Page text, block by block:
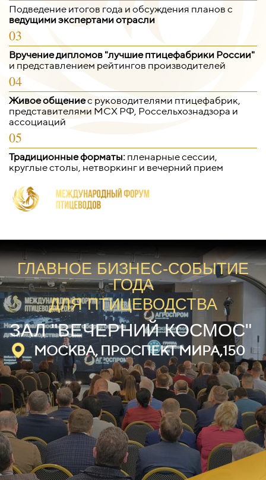
Подведение итогов года и обсуждения планов с
ведущими экспертами отрасли
03
Вручение дипломов "лучшие птицефабрики России"
и представлением рейтингов производителей
04
Живое общениес руководителями птицефабрик,
представителями МСХ РФ, Россельхознадзора и
ассоциаций
05
Традиционные форматы: пленарные сессии,
круглые столы, нетворкинг и вечерний прием
ГЛАВНОЕ БИЗНЕС-СОБЫТИЕ
ГОДА
ДЛЯ ПТИЦЕВОДСТВА
ЗАЛ "ВЕЧЕРНИЙ КОСМОС"
МОСКВА, ПРОСПЕКТ МИРА,150